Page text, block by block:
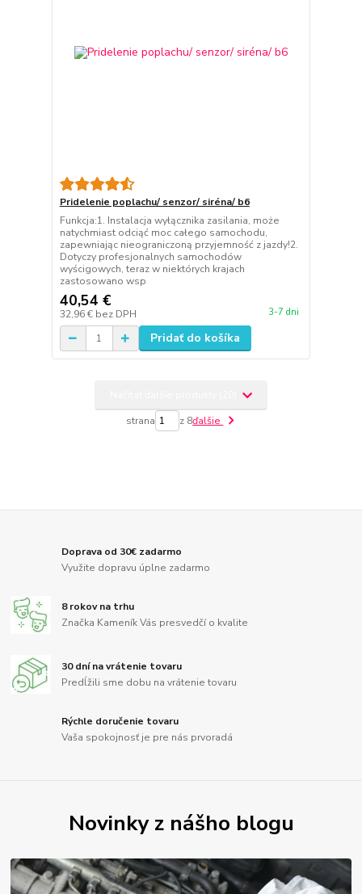
Pridelenie poplachu/ senzor/ siréna/ b6
Funkcja:1. Instalacja wyłącznika zasilania, może
natychmiast odciąć moc całego samochodu,
zapewniając nieograniczoną przyjemność z jazdy!2.
Dotyczy profesjonalnych samochodów
wyścigowych, teraz w niektórych krajach
zastosowano wsp
40,54 €
32,96 € bez DPH 3-7 dni
Pridať do košíka
strana z 8ďalšie
Doprava od 30€ zadarmo
Využite dopravu úplne zadarmo
8 rokov na trhu
Značka Kameník Vás presvedčí o kvalite
30 dní na vrátenie tovaru
Predĺžili sme dobu na vrátenie tovaru
Rýchle doručenie tovaru
Vaša spokojnosť je pre nás prvoradá
Novinky z nášho blogu